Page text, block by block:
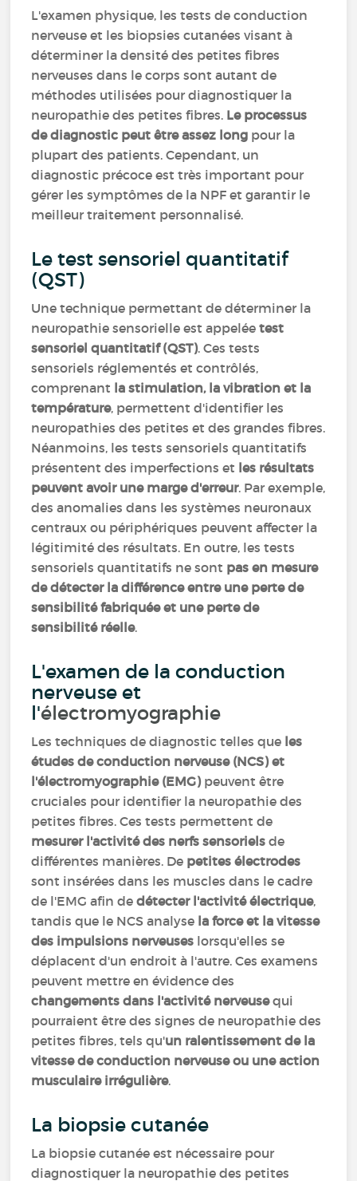
L'examen physique, les tests de conduction
nerveuse et les biopsies cutanées visant à
déterminer la densité des petites fibres
nerveuses dans le corps sont autant de
méthodes utilisées pour diagnostiquer la
neuropathie des petites fibres. Le processus
de diagnostic peut être assez long pour la
plupart des patients. Cependant, un
diagnostic précoce est très important pour
gérer les symptômes de la NPF et garantir le
meilleur traitement personnalisé.
Le test sensoriel quantitatif
(QST)
Une technique permettant de déterminer la
neuropathie sensorielle est appeléetest
sensoriel quantitatif (QST). Ces tests
sensoriels réglementés et contrôlés,
comprenant la stimulation, la vibration et la
température, permettent d'identifier les
neuropathies des petites et des grandes fibres.
Néanmoins, les tests sensoriels quantitatifs
présentent des imperfections et les résultats
peuvent avoir une marge d'erreur. Par exemple,
des anomalies dans les systèmes neuronaux
centraux ou périphériques peuvent affecter la
légitimité des résultats. En outre, les tests
sensoriels quantitatifs ne sont pas en mesure
de détecter la différence entre une perte de
sensibilité fabriquée et une perte de
sensibilité réelle.
L'examen de la conduction
nerveuse et
l'électromyographie
Les techniques de diagnostic telles que les
études de conduction nerveuse (NCS) et
l'électromyographie (EMG)peuvent être
cruciales pour identifier la neuropathie des
petites fibres. Ces tests permettent de
mesurer l'activité des nerfs sensoriels de
différentes manières. De petites électrodes
sont insérées dans les muscles dans le cadre
de l'EMG afin dedétecter l'activité électrique,
tandis que le NCS analyse la force et la vitesse
des impulsions nerveuses lorsqu'elles se
déplacent d'un endroit à l'autre. Ces examens
peuvent mettre en évidence des
changements dans l'activité nerveusequi
pourraient être des signes de neuropathie des
petites fibres, tels qu'un ralentissement de la
vitesse de conduction nerveuse ou une action
musculaire irrégulière.
La biopsie cutanée
La biopsie cutanée est nécessaire pour
diagnostiquer la neuropathie des petites